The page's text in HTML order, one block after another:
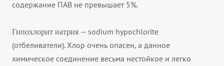
содержание ПАВ не превышает 5%.
Гипохлорит натрия — sodium hypochlorite
(отбеливатели). Хлор очень опасен, а данное
химическое соединение весьма нестойкое и легко